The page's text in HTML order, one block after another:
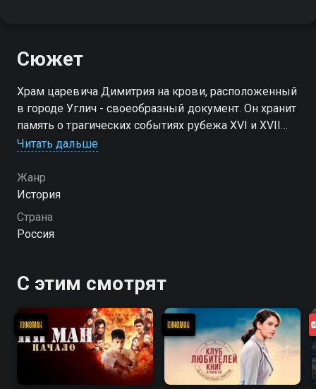
Сюжет
Храм царевича Димитрия на крови, расположенный
в городе Углич - своеобразный документ. Он хранит
память о трагических событиях рубежа XVI и XVII
веков, вошедших в историю России под названием
Читать дальше
Жанр
История
Страна
Россия
С этим смотрят